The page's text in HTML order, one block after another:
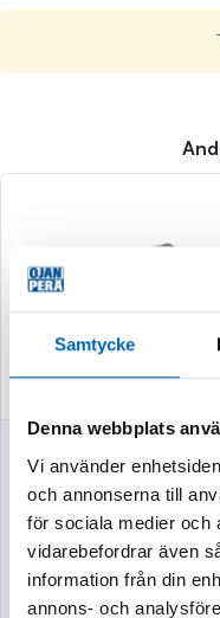
Samtycke
Denna webbplats
Vi använder
och annonserna till
för sociala medier och
vidarebefordrar även
information från din
annons- och
GARAGETÄLT
3X6X2,4 195G/M2
GRÅ
Finns i lager